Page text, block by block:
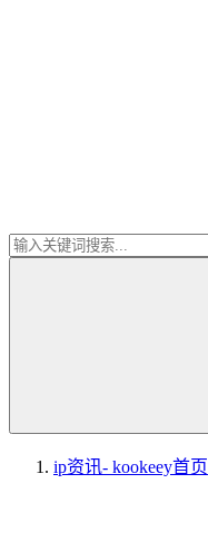
ip资讯- kookeey首页